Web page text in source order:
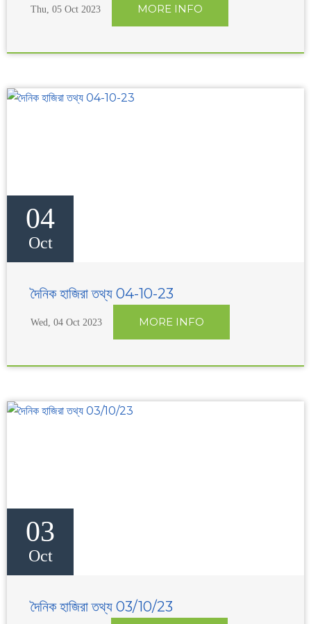
Thu, 05 Oct 2023 MORE INFO
04
Oct
দৈনিক হাজিরা তথ্য 04-10-23
Wed, 04 Oct 2023 MORE INFO
03
Oct
দৈনিক হাজিরা তথ্য 03/10/23